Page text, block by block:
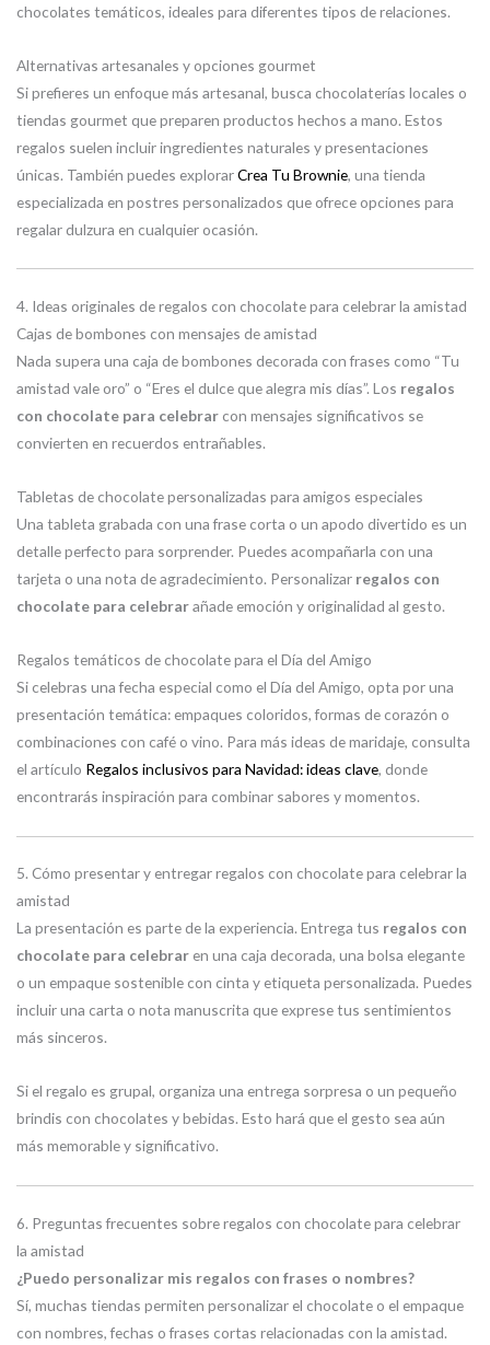
chocolates temáticos, ideales para diferentes tipos de relaciones.
Alternativas artesanales y opciones gourmet
Si prefieres un enfoque más artesanal, busca chocolaterías locales o
tiendas gourmet que preparen productos hechos a mano. Estos
regalos suelen incluir ingredientes naturales y presentaciones
únicas. También puedes explorarCrea Tu Brownie, una tienda
especializada en postres personalizados que ofrece opciones para
regalar dulzura en cualquier ocasión.
4. Ideas originales de regalos con chocolate para celebrar la amistad
Cajas de bombones con mensajes de amistad
Nada supera una caja de bombones decorada con frases como “Tu
amistad vale oro” o “Eres el dulce que alegra mis días”. Los regalos
con chocolate para celebrar con mensajes significativos se
convierten en recuerdos entrañables.
Tabletas de chocolate personalizadas para amigos especiales
Una tableta grabada con una frase corta o un apodo divertido es un
detalle perfecto para sorprender. Puedes acompañarla con una
tarjeta o una nota de agradecimiento. Personalizar regalos con
chocolate para celebrarañade emoción y originalidad al gesto.
Regalos temáticos de chocolate para el Día del Amigo
Si celebras una fecha especial como el Día del Amigo, opta por una
presentación temática: empaques coloridos, formas de corazón o
combinaciones con café o vino. Para más ideas de maridaje, consulta
el artículo Regalos inclusivos para Navidad: ideas clave, donde
encontrarás inspiración para combinar sabores y momentos.
5. Cómo presentar y entregar regalos con chocolate para celebrar la
amistad
La presentación es parte de la experiencia. Entrega tus regalos con
chocolate para celebrar en una caja decorada, una bolsa elegante
o un empaque sostenible con cinta y etiqueta personalizada. Puedes
incluir una carta o nota manuscrita que exprese tus sentimientos
más sinceros.
Si el regalo es grupal, organiza una entrega sorpresa o un pequeño
brindis con chocolates y bebidas. Esto hará que el gesto sea aún
más memorable y significativo.
6. Preguntas frecuentes sobre regalos con chocolate para celebrar
la amistad
¿Puedo personalizar mis regalos con frases o nombres?
Sí, muchas tiendas permiten personalizar el chocolate o el empaque
con nombres, fechas o frases cortas relacionadas con la amistad.